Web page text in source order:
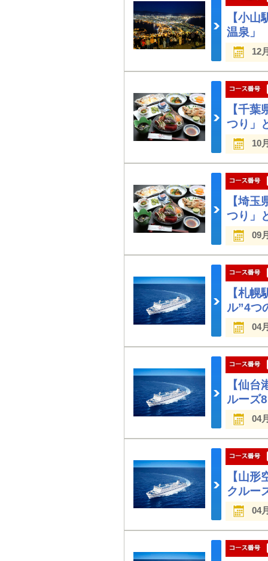
【小
温泉」
12
【千
つり」
10
【埼
つり」
09
【札
ル”4つ
04
【仙
ルーズ
04
【山
クルー
04